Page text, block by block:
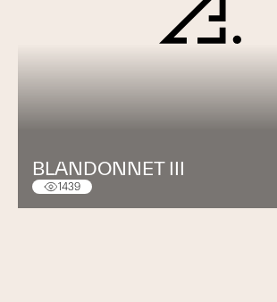
BLANDONNET III
1439